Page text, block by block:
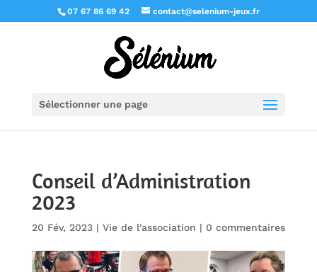
07 67 86 69 42 contact@selenium-jeux.fr
Sélectionner une page
Conseil d’Administration
2023
20 Fév, 2023| Vie de l'association | 0 commentaires